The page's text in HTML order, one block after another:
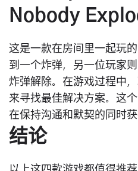
Nobody
这是一款在房间里一起玩
到一个炸弹，另一位玩家
炸弹解除。在游戏过程中
来寻找最佳解决方案。这
在保持沟通和默契的同时
结论